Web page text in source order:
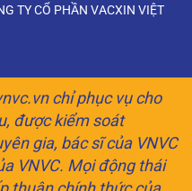
TY CỔ PHẦN VACXIN VIỆT
chỉ phục vụ cho
được kiểm soát
gia, bác sĩ của VNVC
VNVC. Mọi động thái